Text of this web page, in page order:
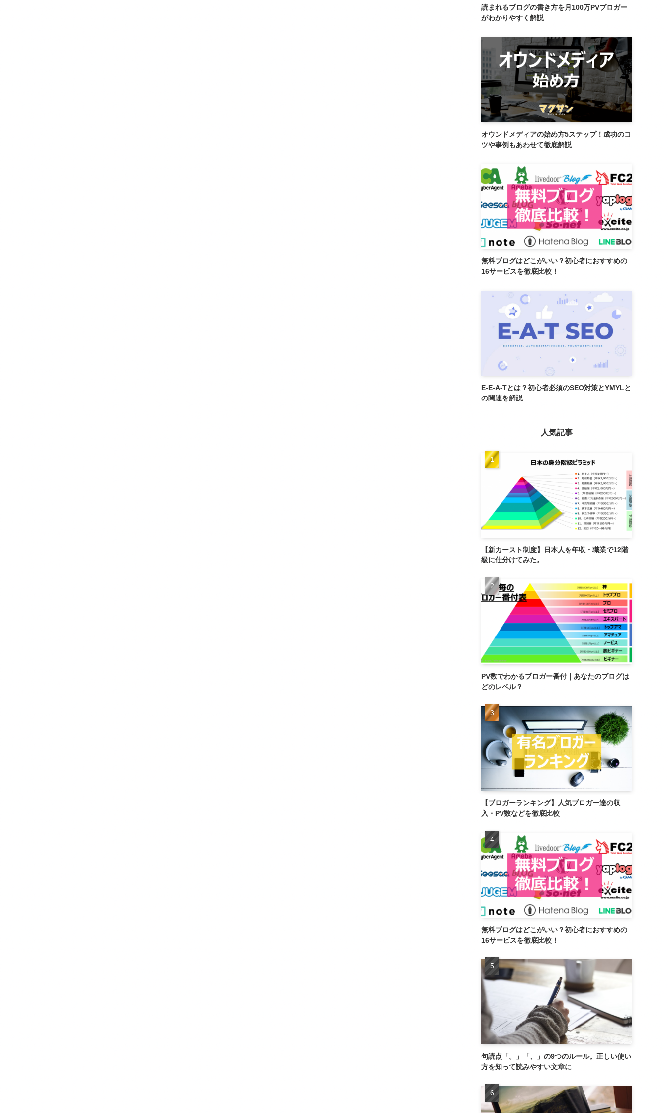
読まれるブログの書き方を月100万PVブロガー
がわかりやすく解説
オウンドメディアの始め方5ステップ！成功のコ
ツや事例もあわせて徹底解説
無料ブログはどこがいい？初心者におすすめの
16サービスを徹底比較！
E-E-A-Tとは？初心者必須のSEO対策とYMYLと
の関連を解説
人気記事
【新カースト制度】日本人を年収・職業で12階
級に仕分けてみた。
PV数でわかるブロガー番付｜あなたのブログは
どのレベル？
【ブロガーランキング】人気ブロガー達の収
入・PV数などを徹底比較
無料ブログはどこがいい？初心者におすすめの
16サービスを徹底比較！
句読点「。」「、」の9つのルール。正しい使い
方を知って読みやすい文章に